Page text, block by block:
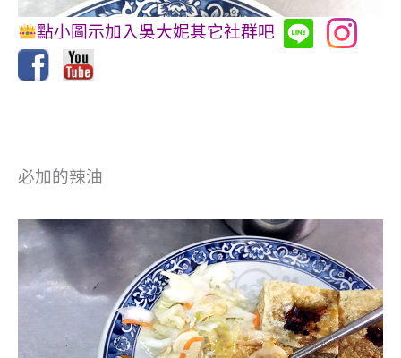
點小圖示加入吳大妮其它社群吧
必加的辣油